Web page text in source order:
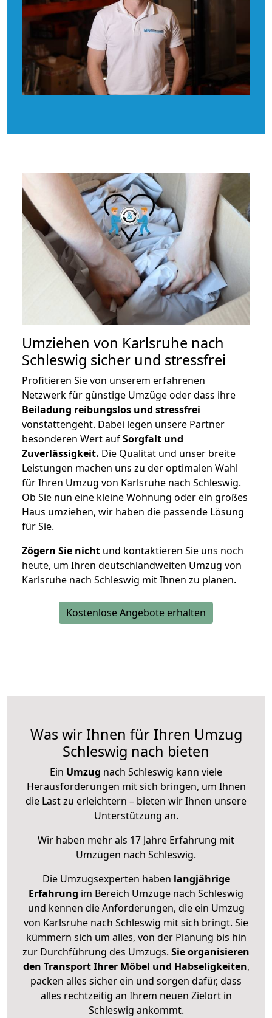
Umziehen von Karlsruhe nach
Schleswig sicher und stressfrei
Profitieren Sie von unserem erfahrenen
Netzwerk für günstige Umzüge oder dass ihre
Beiladung reibungslos und stressfrei
vonstattengeht. Dabei legen unsere Partner
besonderen Wert aufSorgfalt und
Zuverlässigkeit. Die Qualität und unser breite
Leistungen machen uns zu der optimalen Wahl
für Ihren Umzug von Karlsruhe nach Schleswig.
Ob Sie nun eine kleine Wohnung oder ein großes
Haus umziehen, wir haben die passende Lösung
für Sie.
Zögern Sie nicht und kontaktieren Sie uns noch
heute, um Ihren deutschlandweiten Umzug von
Karlsruhe nach Schleswig mit Ihnen zu planen.
Kostenlose Angebote erhalten
Was wir Ihnen für Ihren Umzug
Schleswig nach bieten
Ein Umzug nach Schleswig kann viele
Herausforderungen mit sich bringen, um Ihnen
die Last zu erleichtern – bieten wir Ihnen unsere
Unterstützung an.
Wir haben mehr als 17 Jahre Erfahrung mit
Umzügen nach Schleswig.
Die Umzugsexperten haben langjährige
Erfahrung im Bereich Umzüge nach Schleswig
und kennen die Anforderungen, die ein Umzug
von Karlsruhe nach Schleswig mit sich bringt. Sie
kümmern sich um alles, von der Planung bis hin
zur Durchführung des Umzugs. Sie organisieren
den Transport Ihrer Möbel und Habseligkeiten,
packen alles sicher ein und sorgen dafür, dass
alles rechtzeitig an Ihrem neuen Zielort in
Schleswig ankommt.